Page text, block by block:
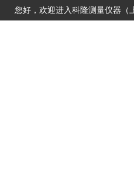
您好，欢迎进入科隆测量仪器（